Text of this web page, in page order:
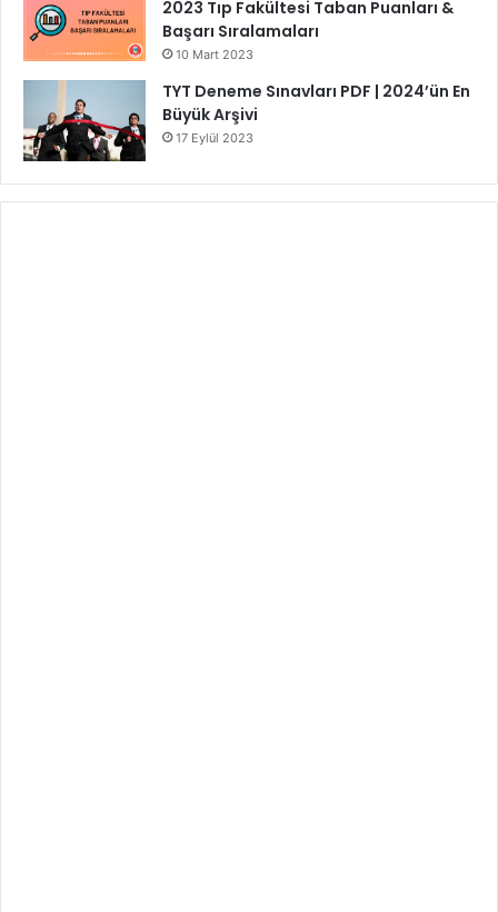
2023 Tıp Fakültesi Taban Puanları &
Başarı Sıralamaları
10 Mart 2023
TYT Deneme Sınavları PDF | 2024’ün En
Büyük Arşivi
17 Eylül 2023